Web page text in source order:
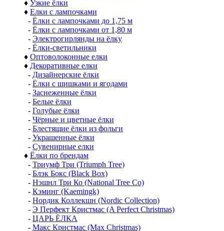
♦ Узкие ёлки
♦ Елки с лампочками
- Ёлки с лампочками до 1,75 м
- Ёлки с лампочками от 1,80 м
- Электрогирлянды на ёлку
- Ёлки-светильники
♦ Оптоволоконные елки
♦ Декоративные елки
- Дизайнерские ёлки
- Ёлки с шишками и ягодами
- Заснеженные ёлки
- Белые ёлки
- Голубые ёлки
- Чёрные и цветные ёлки
- Блестящие ёлки из фольги
- Украшенные ёлки
- Сувенирные елки
♦ Ёлки по брендам
- Триумф Три (Triumph Tree)
- Блэк Бокс (Black Box)
- Нэшнл Три Ко (National Tree Co)
- Кэминг (Kaemingk)
- Нордик Коллекшн (Nordic Collection)
- Э Перфект Кристмас (A Perfect Christmas)
- ЦАРЬ ЁЛКА
- Макс Кристмас (Max Christmas)